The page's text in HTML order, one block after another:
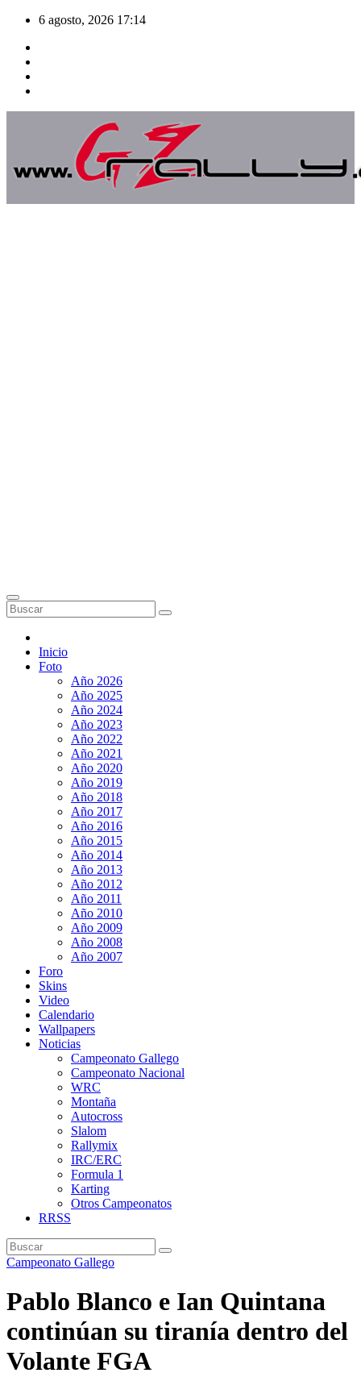
Saltar
contenido
6 agosto, 2026 17:14
Inicio
Foto
Año 2026
Año 2025
Año 2024
Año 2023
Año 2022
Año 2021
Año 2020
Año 2019
Año 2018
Año 2017
Año 2016
Año 2015
Año 2014
Año 2013
Año 2012
Año 2011
Año 2010
Año 2009
Año 2008
Año 2007
Foro
Skins
Video
Calendario
Wallpapers
Noticias
Campeonato Gallego
Campeonato Nacional
WRC
Montaña
Autocross
Slalom
Rallymix
IRC/ERC
Formula 1
Karting
Otros Campeonatos
RRSS
Campeonato Gallego
Pablo Blanco e Ian Quintana
continúan su tiranía dentro del
Volante FGA